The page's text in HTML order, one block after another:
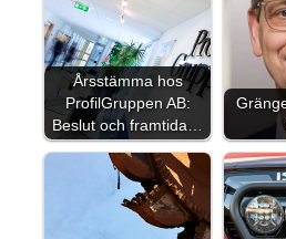
Årsstämma hos
ProfilGruppen AB:
Beslut och framtida…